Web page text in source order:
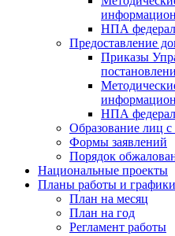
НПА
Предоставление
Приказы
НПА
Образование лиц
Формы заявлений
Порядок
Национальные проекты
Планы работы и графики
План на месяц
План на год
Регламент работы